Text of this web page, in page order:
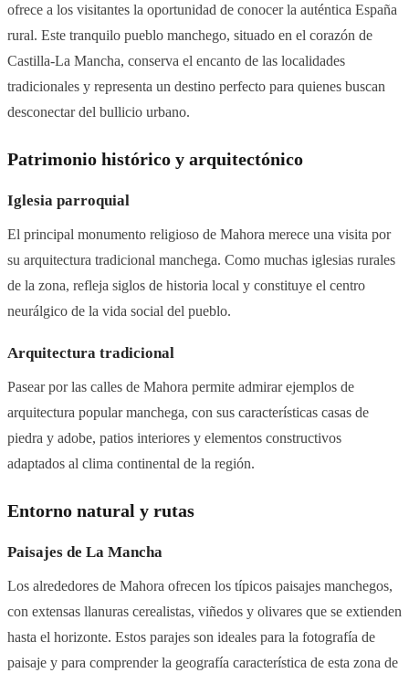
ofrece a los visitantes la oportunidad de conocer la auténtica España
rural. Este tranquilo pueblo manchego, situado en el corazón de
Castilla-La Mancha, conserva el encanto de las localidades
tradicionales y representa un destino perfecto para quienes buscan
desconectar del bullicio urbano.
Patrimonio histórico y arquitectónico
Iglesia parroquial
El principal monumento religioso de Mahora merece una visita por
su arquitectura tradicional manchega. Como muchas iglesias rurales
de la zona, refleja siglos de historia local y constituye el centro
neurálgico de la vida social del pueblo.
Arquitectura tradicional
Pasear por las calles de Mahora permite admirar ejemplos de
arquitectura popular manchega, con sus características casas de
piedra y adobe, patios interiores y elementos constructivos
adaptados al clima continental de la región.
Entorno natural y rutas
Paisajes de La Mancha
Los alrededores de Mahora ofrecen los típicos paisajes manchegos,
con extensas llanuras cerealistas, viñedos y olivares que se extienden
hasta el horizonte. Estos parajes son ideales para la fotografía de
paisaje y para comprender la geografía característica de esta zona de